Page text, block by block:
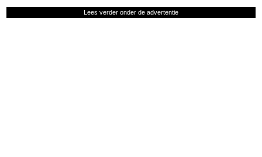
Lees verder onder de advertentie